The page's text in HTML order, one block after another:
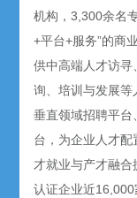
机构，3,300余名
+平台+服务”的商
供中高端人才访寻
询、培训与发展等
垂直领域招聘平
台，为企业人才配
才就业与产才融合
认证企业近